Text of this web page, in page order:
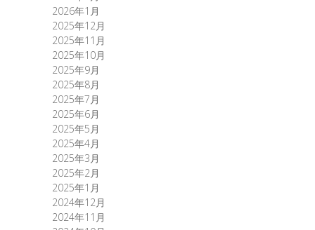
2026年1月
2025年12月
2025年11月
2025年10月
2025年9月
2025年8月
2025年7月
2025年6月
2025年5月
2025年4月
2025年3月
2025年2月
2025年1月
2024年12月
2024年11月